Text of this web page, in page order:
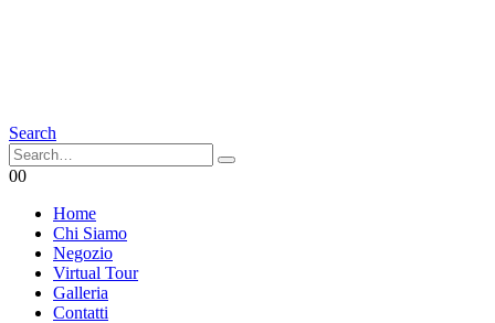
Search
00
Home
Chi Siamo
Negozio
Virtual Tour
Galleria
Contatti